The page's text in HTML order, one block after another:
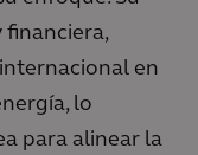
financiera,
en
lo
para alinear la